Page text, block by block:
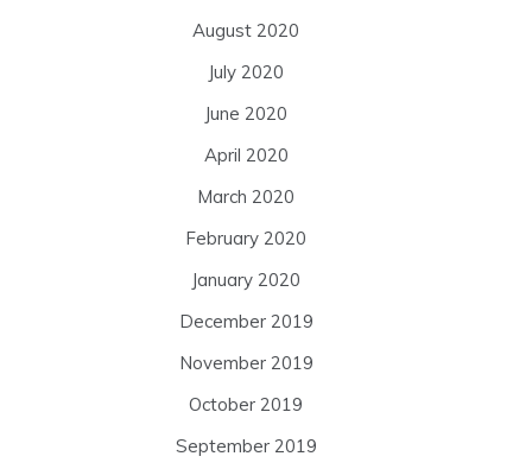
August 2020
July 2020
June 2020
April 2020
March 2020
February 2020
January 2020
December 2019
November 2019
October 2019
September 2019